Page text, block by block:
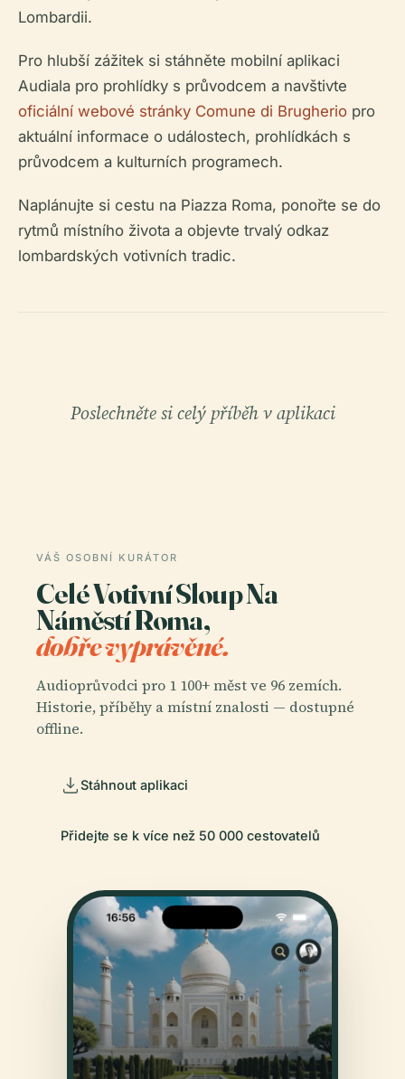
Lombardii.
Pro hlubší zážitek si stáhněte mobilní aplikaci
Audiala pro prohlídky s průvodcem a navštivte
oficiální webové stránky Comune di Brugherio pro
aktuální informace o událostech, prohlídkách s
průvodcem a kulturních programech.
Naplánujte si cestu na Piazza Roma, ponořte se do
rytmů místního života a objevte trvalý odkaz
lombardských votivních tradic.
Poslechněte si celý příběh v aplikaci
VÁŠ OSOBNÍ KURÁTOR
Celé Votivní Sloup Na
Náměstí Roma,
dobře vyprávěné.
Audioprůvodci pro 1 100+ měst ve 96 zemích.
Historie, příběhy a místní znalosti — dostupné
offline.
Stáhnout aplikaci
Přidejte se k více než 50 000 cestovatelů